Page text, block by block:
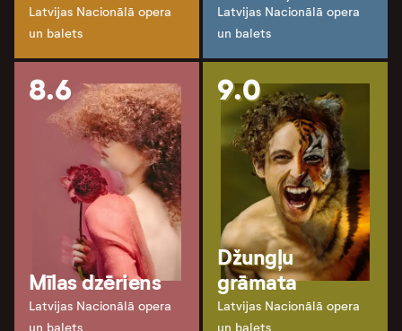
Latvijas Nacionālā opera
un balets
Latvijas Nacionālā opera
un balets
8.6
Mīlas dzēriens
Latvijas Nacionālā opera
9.0
Džungļu
grāmata
Latvijas Nacionālā opera